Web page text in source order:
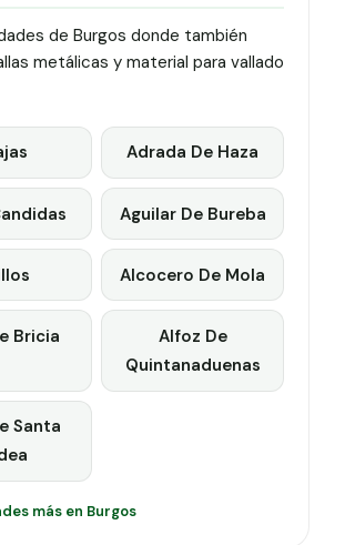
de Burgos donde también
metálicas y material para vallado
Adrada De Haza
Aguilar De Bureba
Alcocero De Mola
Bricia
Alfoz De
Quintanaduenas
Santa
más en Burgos